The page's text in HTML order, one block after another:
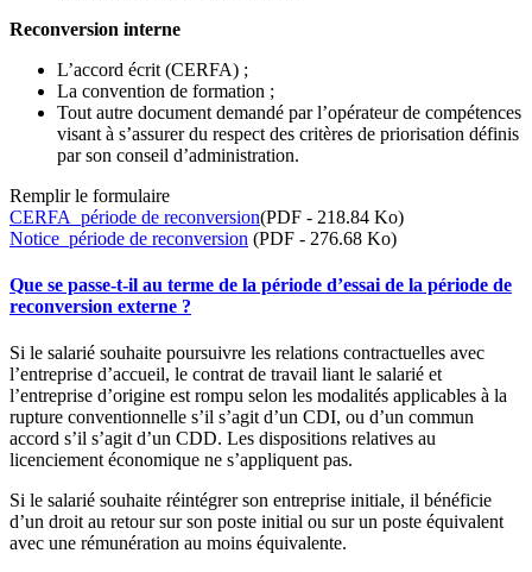
Reconversion interne
L’accord écrit (CERFA) ;
La convention de formation ;
Tout autre document demandé par l’opérateur de compétences
visant à s’assurer du respect des critères de priorisation définis
par son conseil d’administration.
Remplir le formulaire
CERFA_période de reconversion(PDF - 218.84 Ko)
Notice_période de reconversion (PDF - 276.68 Ko)
Que se passe-t-il au terme de la période d’essai de la période de
reconversion externe ?
Si le salarié souhaite poursuivre les relations contractuelles avec
l’entreprise d’accueil, le contrat de travail liant le salarié et
l’entreprise d’origine est rompu selon les modalités applicables à la
rupture conventionnelle s’il s’agit d’un CDI, ou d’un commun
accord s’il s’agit d’un CDD. Les dispositions relatives au
licenciement économique ne s’appliquent pas.
Si le salarié souhaite réintégrer son entreprise initiale, il bénéficie
d’un droit au retour sur son poste initial ou sur un poste équivalent
avec une rémunération au moins équivalente.